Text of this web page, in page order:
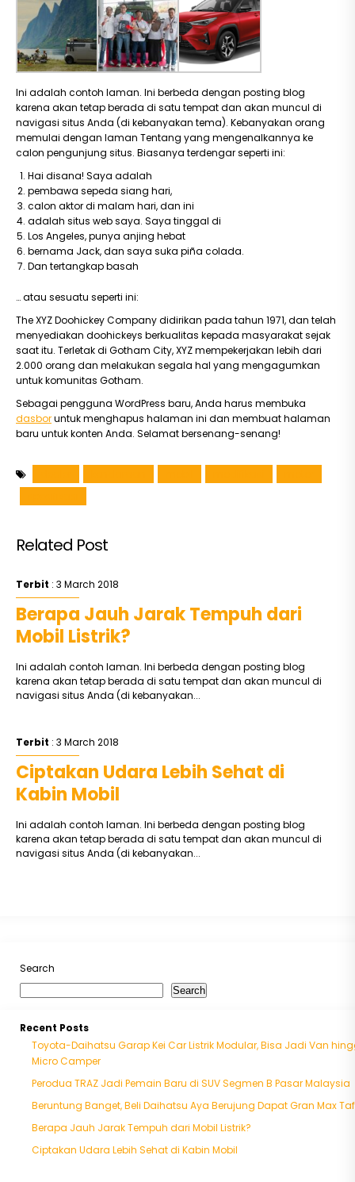
Ini adalah contoh laman. Ini berbeda dengan posting blog
karena akan tetap berada di satu tempat dan akan muncul di
navigasi situs Anda (di kebanyakan tema). Kebanyakan orang
memulai dengan laman Tentang yang mengenalkannya ke
calon pengunjung situs. Biasanya terdengar seperti ini:
Hai disana! Saya adalah
pembawa sepeda siang hari,
calon aktor di malam hari, dan ini
adalah situs web saya. Saya tinggal di
Los Angeles, punya anjing hebat
bernama Jack, dan saya suka piña colada.
Dan tertangkap basah
… atau sesuatu seperti ini:
The XYZ Doohickey Company didirikan pada tahun 1971, dan telah
menyediakan doohickeys berkualitas kepada masyarakat sejak
saat itu. Terletak di Gotham City, XYZ mempekerjakan lebih dari
2.000 orang dan melakukan segala hal yang mengagumkan
untuk komunitas Gotham.
Sebagai pengguna WordPress baru, Anda harus membuka
dasboruntuk menghapus halaman ini dan membuat halaman
baru untuk konten Anda. Selamat bersenang-senang!
Related Post
Terbit : 3 March 2018
Berapa Jauh Jarak Tempuh dari
Mobil Listrik?
Ini adalah contoh laman. Ini berbeda dengan posting blog
karena akan tetap berada di satu tempat dan akan muncul di
navigasi situs Anda (di kebanyakan...
Terbit : 3 March 2018
Ciptakan Udara Lebih Sehat di
Kabin Mobil
Ini adalah contoh laman. Ini berbeda dengan posting blog
karena akan tetap berada di satu tempat dan akan muncul di
navigasi situs Anda (di kebanyakan...
Search
Search
Recent Posts
Toyota-Daihatsu Garap Kei Car Listrik Modular, Bisa Jadi Van
Micro Camper
Perodua TRAZ Jadi Pemain Baru di SUV Segmen B Pasar Malaysia
Beruntung Banget, Beli Daihatsu Aya Berujung Dapat Gran Max
Berapa Jauh Jarak Tempuh dari Mobil Listrik?
Ciptakan Udara Lebih Sehat di Kabin Mobil